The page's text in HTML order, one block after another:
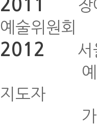
2011
장애
예술위원회
2012 서울
예술치료
지도자
가능성의